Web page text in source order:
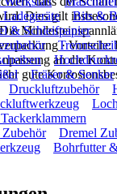
Dies gilt
· Vorteile:
an die
gute
Bits &
& Schleifpapier
Fräser & Senker
Druckluftzubehör
Dremel
Bohrfutter